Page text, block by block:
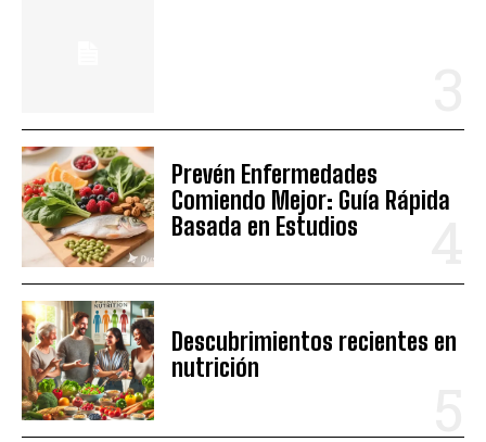
Prevén Enfermedades
Comiendo Mejor: Guía Rápida
Basada en Estudios
Descubrimientos recientes en
nutrición